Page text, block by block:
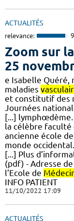
ACTUALITÉS
relevance:
Zoom sur
25
e Isabelle Quéré,
maladies
et constitutif des
Journées
[...]
la célèbre faculté
ancienne école de
monde
[...] Plus
(pdf) - Adresse
l’Ecole de
INFO PATIENT
11/10/2022 17:09
ACTUALITÉS